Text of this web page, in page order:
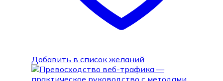
Добавить в список желаний